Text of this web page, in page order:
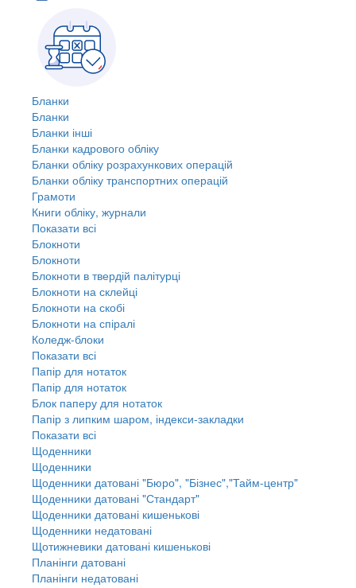
Бланки
Бланки
Бланки інші
Бланки кадрового обліку
Бланки обліку розрахункових операцій
Бланки обліку транспортних операцій
Грамоти
Книги обліку, журнали
Показати всі
Блокноти
Блокноти
Блокноти в твердій палітурці
Блокноти на склейці
Блокноти на скобі
Блокноти на спіралі
Коледж-блоки
Показати всі
Папір для нотаток
Папір для нотаток
Блок паперу для нотаток
Папір з липким шаром, індекси-закладки
Показати всі
Щоденники
Щоденники
Щоденники датовані "Бюро", "Бізнес","Тайм-центр"
Щоденники датовані "Стандарт"
Щоденники датовані кишенькові
Щоденники недатовані
Щотижневики датовані кишенькові
Планінги датовані
Планінги недатовані